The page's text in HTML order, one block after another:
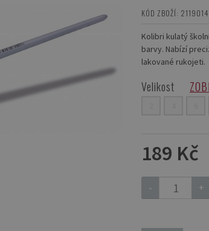
KÓD ZBOŽÍ: 2119014
Kolibri kulatý
barvy. Nabízí
lakované rukojeti.
Velikost
189 Kč
- +